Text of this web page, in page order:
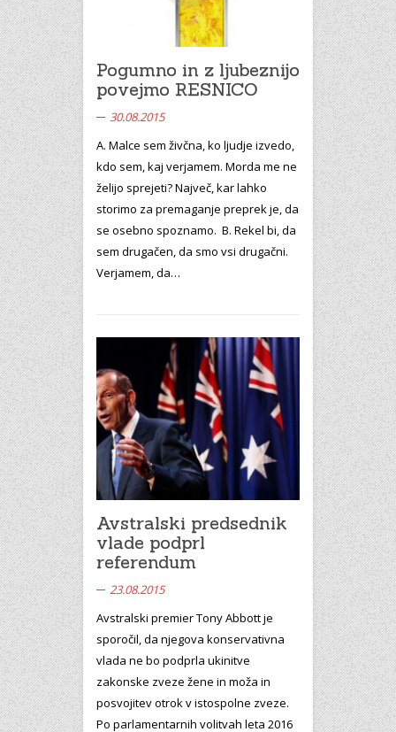
Pogumno in z ljubeznijo
povejmo RESNICO
30.08.2015
A. Malce sem živčna, ko ljudje izvedo,
kdo sem, kaj verjamem. Morda me ne
želijo sprejeti? Največ, kar lahko
storimo za premaganje preprek je, da
se osebno spoznamo. B. Rekel bi, da
sem drugačen, da smo vsi drugačni.
Verjamem, da…
Avstralski predsednik
vlade podprl
referendum
23.08.2015
Avstralski premier Tony Abbott je
sporočil, da njegova konservativna
vlada ne bo podprla ukinitve
zakonske zveze žene in moža in
posvojitev otrok v istospolne zveze.
Po parlamentarnih volitvah leta 2016